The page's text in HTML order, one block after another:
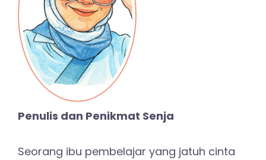
Penulis dan Penikmat Senja
Seorang ibu pembelajar yang jatuh cinta